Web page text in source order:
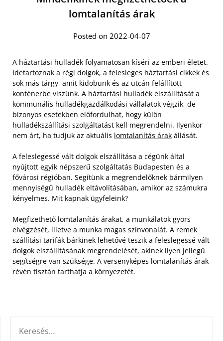
lomtalanítás árak
Posted on 2022-04-07
A háztartási hulladék folyamatosan kíséri az emberi életet.
Idetartoznak a régi dolgok, a felesleges háztartási cikkek és
sok más tárgy, amit kidobunk és az utcán felállított
konténerbe viszünk. A háztartási hulladék elszállítását a
kommunális hulladékgazdálkodási vállalatok végzik, de
bizonyos esetekben előfordulhat, hogy külön
hulladékszállítási szolgáltatást kell megrendelni. Ilyenkor
nem árt, ha tudjuk az aktuális lomtalanítás árak állását.
A feleslegessé vált dolgok elszállítása a cégünk által
nyújtott egyik népszerű szolgáltatás Budapesten és a
fővárosi régióban. Segítünk a megrendelőknek bármilyen
mennyiségű hulladék eltávolításában, amikor az számukra
kényelmes. Mit kapnak ügyfeleink?
Megfizethető lomtalanítás árakat, a munkálatok gyors
elvégzését, illetve a munka magas színvonalát. A remek
szállítási tarifák bárkinek lehetővé teszik a feleslegessé vált
dolgok elszállításának megrendelését, akinek ilyen jellegű
segítségre van szüksége. A versenyképes lomtalanítás árak
révén tisztán tarthatja a környezetét.